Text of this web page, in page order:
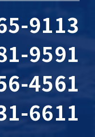
9113
9591
4561
6611